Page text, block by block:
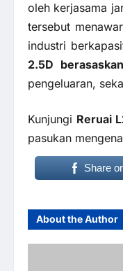
oleh kerjasama
tersebut
industri
2.5D
pengeluaran,
Kunjungi Reruai
pasukan
Share
About the Author